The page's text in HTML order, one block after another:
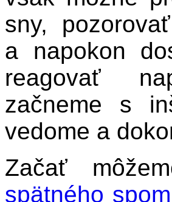
sny,
a napokon
reagovať
začneme s
vedome a
Začať
spätného